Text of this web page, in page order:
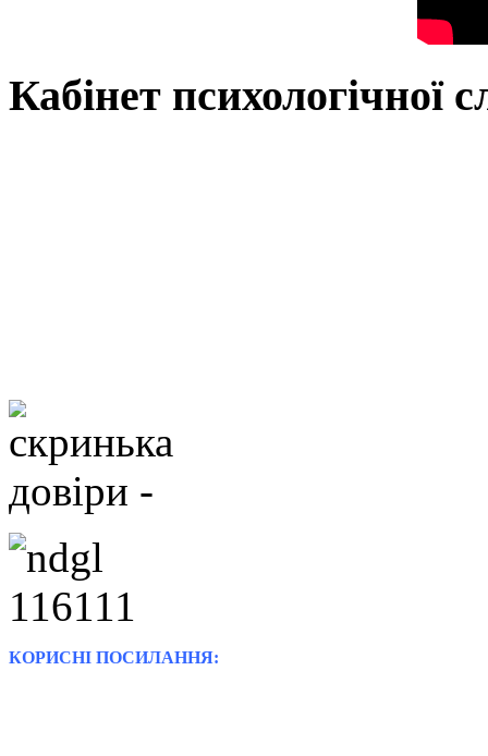
Кабінет психологічної
КОРИСНІ ПОСИЛАННЯ: